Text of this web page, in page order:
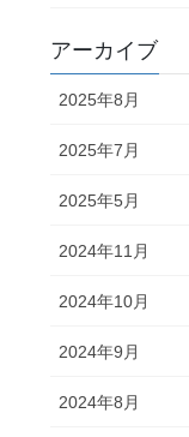
アーカイブ
2025年8月
2025年7月
2025年5月
2024年11月
2024年10月
2024年9月
2024年8月